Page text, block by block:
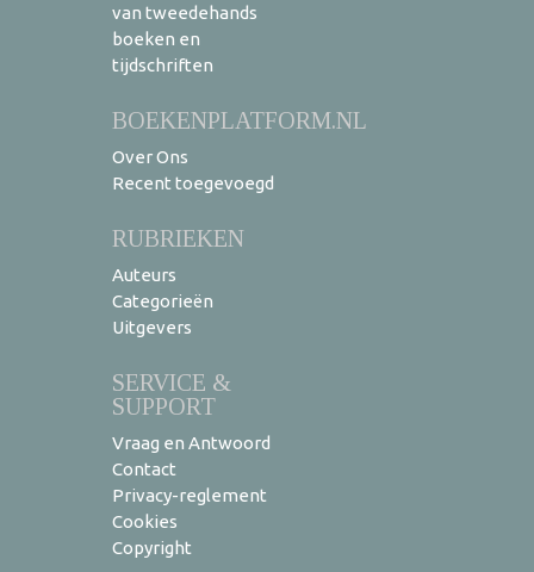
van tweedehands
boeken en
tijdschriften
BOEKENPLATFORM.NL
Over Ons
Recent toegevoegd
RUBRIEKEN
Auteurs
Categorieën
Uitgevers
SERVICE &
SUPPORT
Vraag en Antwoord
Contact
Privacy-reglement
Cookies
Copyright